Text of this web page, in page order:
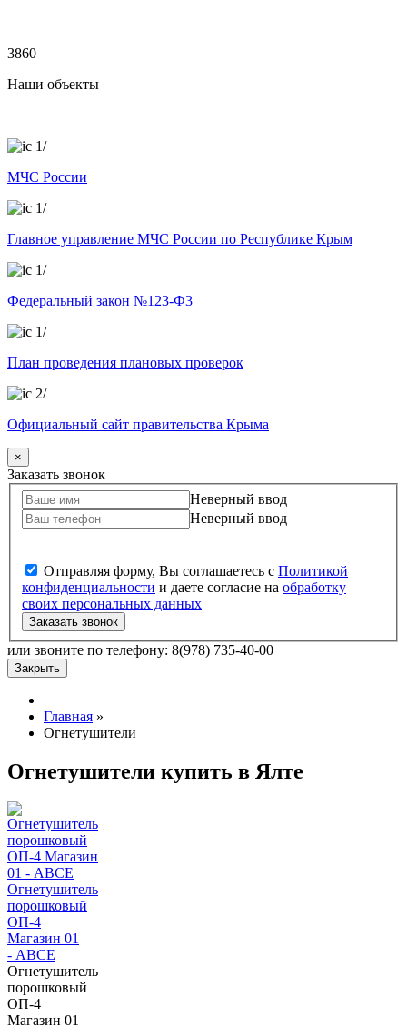
3860
Наши объекты
/
МЧС России
/
Главное управление МЧС России по Республике Крым
/
Федеральный закон №123-Ф3
/
План проведения плановых проверок
/
Официальный сайт правительства Крыма
×
Заказать звонок
Неверный ввод
Неверный ввод
Отправляя форму, Вы соглашаетесь с Политикой
конфиденциальности и даете согласие на обработку
своих персональных данных
Заказать звонок
или звоните по телефону: 8(978) 735-40-00
Закрыть
Главная »
Огнетушители
Огнетушители купить в Ялте
Огнетушитель
порошковый
ОП-4
Магазин 01
- АВСЕ
Огнетушитель
порошковый
ОП-4
Магазин 01